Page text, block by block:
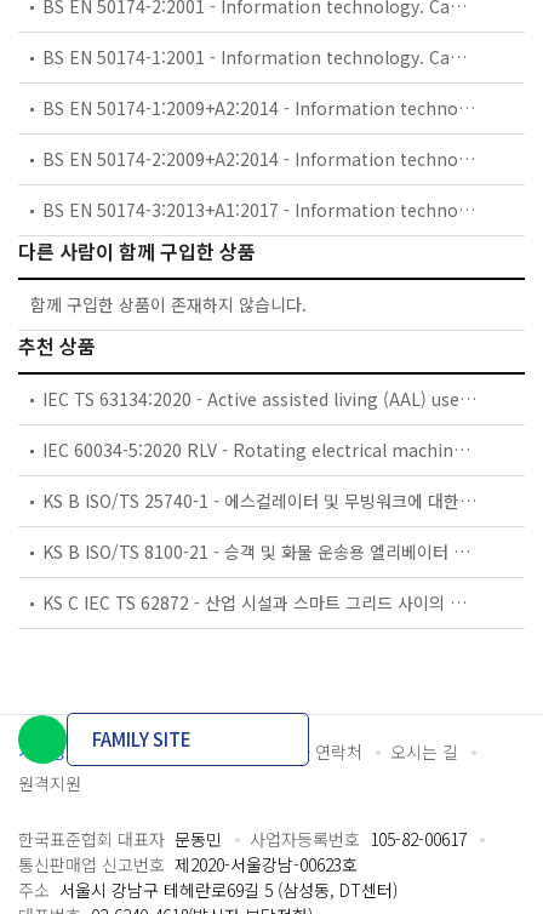
BS EN 50174-2:2001 - Information technology. Cabling installation. Installation planning and practices inside buildings.
BS EN 50174-1:2001 - Information technology. Cabling installation. Specification and quality assurance.
BS EN 50174-1:2009+A2:2014 - Information technology. Cabling installation. Installation specification and quality assurance.
BS EN 50174-2:2009+A2:2014 - Information technology. Cabling installation. Installation planning and practices inside buildings.
BS EN 50174-3:2013+A1:2017 - Information technology. Cabling installation. Part 3: Installation planning and practices outside buildings.
다른 사람이 함께 구입한 상품
함께 구입한 상품이 존재하지 않습니다.
추천 상품
IEC TS 63134:2020 - Active assisted living (AAL) use cases
IEC 60034-5:2020 RLV - Rotating electrical machines - Part 5: Degrees of protection provided by the integral design of rotating electrical machines (IP code) - Classification
KS B ISO/TS 25740-1 - 에스컬레이터 및 무빙워크에 대한 안전요건 — 제1부: 세계공통 필수 안전요건(GESRs)
KS B ISO/TS 8100-21 - 승객 및 화물 운송용 엘리베이터 —제21부: 세계공통 필수안전요건(GESRs)을 충족하는 세계공통 안전 파라미터(GSPs)
KS C IEC TS 62872 - 산업 시설과 스마트 그리드 사이의 산업 공정 측정, 제어 및 자동화 시스템 인터페이스
개인정보처리방침 이용약관 담당자 연락처
오시는 길
원격지원
FAMILY SITE
한국표준협회 대표자 문동민 사업자등록번호 105-82-00617
통신판매업 신고번호 제2020-서울강남-00623호
주소 서울시 강남구 테헤란로69길 5 (삼성동, DT센터)